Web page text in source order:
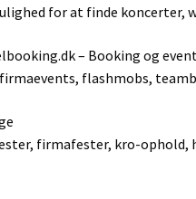
for at finde koncerter,
– Booking og
flashmobs,
firmafester, kro-ophold,